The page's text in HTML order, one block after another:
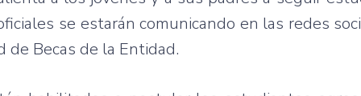
se estarán comunicando en las redes
Becas de la Entidad.